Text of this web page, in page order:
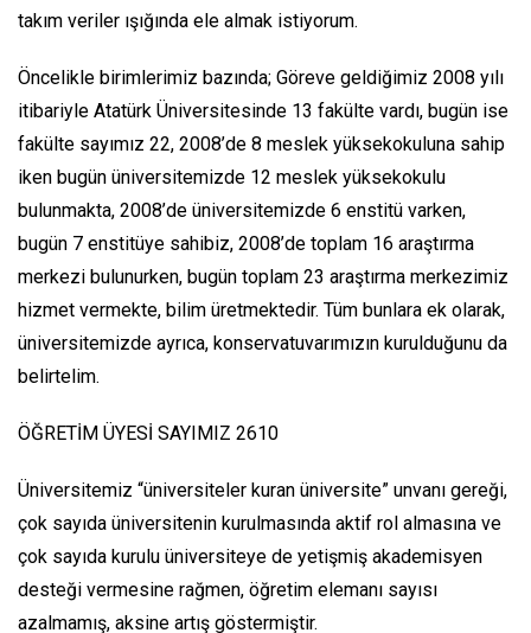
takım veriler ışığında ele almak istiyorum.
Öncelikle birimlerimiz bazında; Göreve geldiğimiz 2008 yılı
itibariyle Atatürk Üniversitesinde 13 fakülte vardı, bugün ise
fakülte sayımız 22, 2008’de 8 meslek yüksekokuluna sahip
iken bugün üniversitemizde 12 meslek yüksekokulu
bulunmakta, 2008’de üniversitemizde 6 enstitü varken,
bugün 7 enstitüye sahibiz, 2008’de toplam 16 araştırma
merkezi bulunurken, bugün toplam 23 araştırma merkezimiz
hizmet vermekte, bilim üretmektedir. Tüm bunlara ek olarak,
üniversitemizde ayrıca, konservatuvarımızın kurulduğunu da
belirtelim.
ÖĞRETİM ÜYESİ SAYIMIZ 2610
Üniversitemiz “üniversiteler kuran üniversite” unvanı gereği,
çok sayıda üniversitenin kurulmasında aktif rol almasına ve
çok sayıda kurulu üniversiteye de yetişmiş akademisyen
desteği vermesine rağmen, öğretim elemanı sayısı
azalmamış, aksine artış göstermiştir.